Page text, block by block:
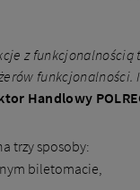
z
funkcjonalności.
Handlowy
trzy sposoby:
biletomacie,